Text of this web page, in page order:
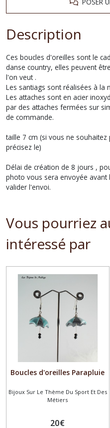
Description
Ces boucles d'oreilles sont le
danse country, elles peuvent
l'on veut .
Les santiags sont réalisées à la
Les attaches sont en acier
par des attaches fermées sur
de commande.
taille 7 cm (si vous ne
précisez le)
Délai de création de 8 jours ,
photo vous sera envoyée
valider l'envoi.
Vous pourriez
intéressé par
Boucles d'oreilles Parapluie
Bijoux Sur Le Thème Du Sport Et Des
Métiers
20€